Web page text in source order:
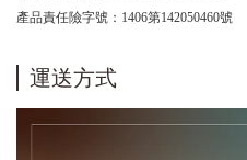
產品責任險字號：1406第142050460號
運送方式